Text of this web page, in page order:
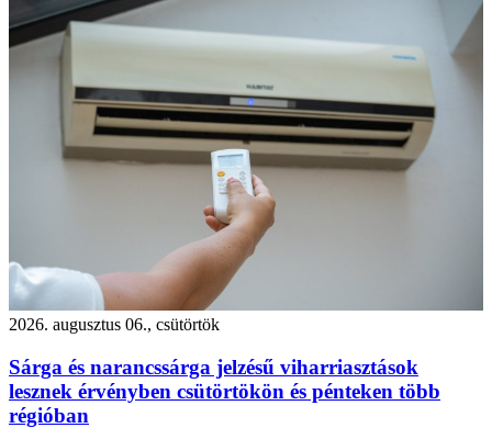
2026. augusztus 06., csütörtök
Sárga és narancssárga jelzésű viharriasztások
lesznek érvényben csütörtökön és pénteken több
régióban